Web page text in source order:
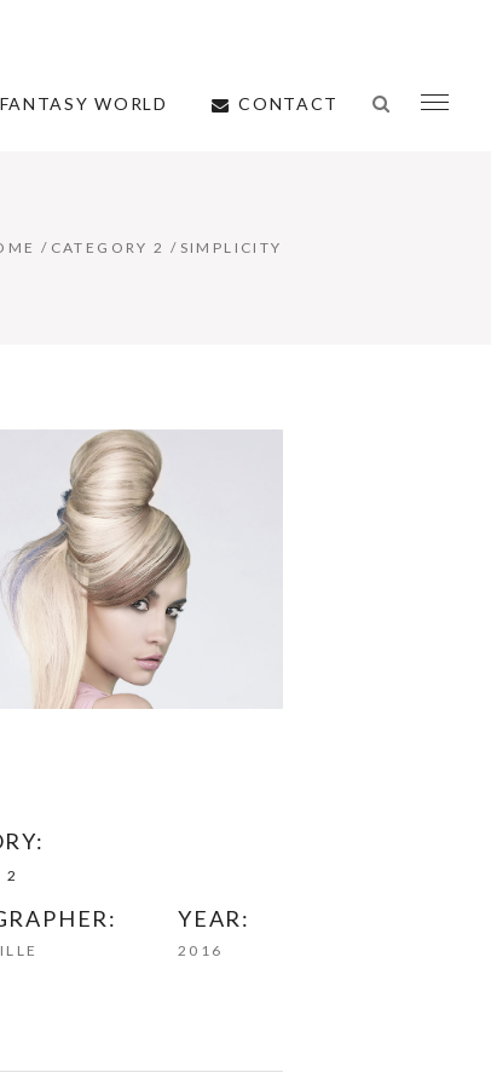
FANTASY WORLD CONTACT
/ CATEGORY 2 / SIMPLICITY
2
YEAR:
2016